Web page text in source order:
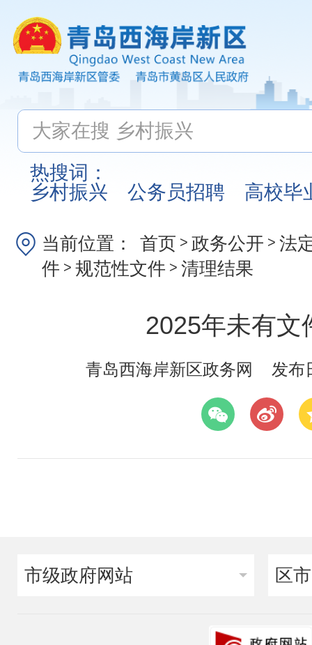
热搜词：
乡村振兴
公务员招聘 高校毕
当前位置： 首页 > 政务公开 > 法
件 > 规范性文件 > 清理结果
2025年未有文
青岛西海岸新区政务网 发布
市级政府网站 区